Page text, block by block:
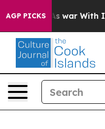
AGP PICKS
As war With Iran